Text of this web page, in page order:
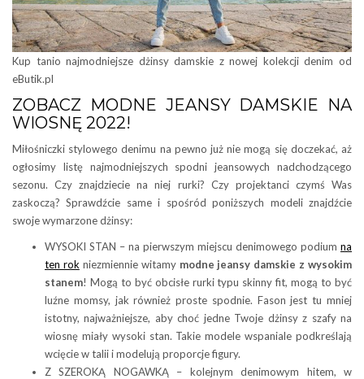
Kup tanio najmodniejsze dżinsy damskie z nowej kolekcji denim od
eButik.pl
ZOBACZ MODNE JEANSY DAMSKIE NA
WIOSNĘ 2022!
Miłośniczki stylowego denimu na pewno już nie mogą się doczekać, aż
ogłosimy listę najmodniejszych spodni jeansowych nadchodzącego
sezonu. Czy znajdziecie na niej rurki? Czy projektanci czymś Was
zaskoczą? Sprawdźcie same i spośród poniższych modeli znajdźcie
swoje wymarzone dżinsy:
WYSOKI STAN – na pierwszym miejscu denimowego podium na
ten rok niezmiennie witamy modne jeansy damskie z wysokim
stanem! Mogą to być obcisłe rurki typu skinny fit, mogą to być
luźne momsy, jak również proste spodnie. Fason jest tu mniej
istotny, najważniejsze, aby choć jedne Twoje dżinsy z szafy na
wiosnę miały wysoki stan. Takie modele wspaniale podkreślają
wcięcie w talii i modelują proporcje figury.
Z SZEROKĄ NOGAWKĄ – kolejnym denimowym hitem, w